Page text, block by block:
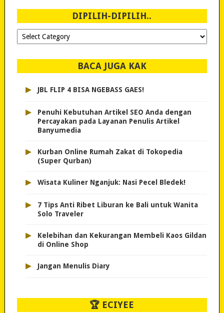
DIPILIH-DIPILIH..
Dipilih-
dipilih..
BACA JUGA KAK
▸ JBL FLIP 4 BISA NGEBASS GAES!
▸
Penuhi Kebutuhan Artikel SEO Anda dengan
Percayakan pada Layanan Penulis Artikel
Banyumedia
▸
Kurban Online Rumah Zakat di Tokopedia
(Super Qurban)
▸ Wisata Kuliner Nganjuk: Nasi Pecel Bledek!
▸
7 Tips Anti Ribet Liburan ke Bali untuk Wanita
Solo Traveler
▸
Kelebihan dan Kekurangan Membeli Kaos Gildan
di Online Shop
▸ Jangan Menulis Diary
🏆 ECIYEE